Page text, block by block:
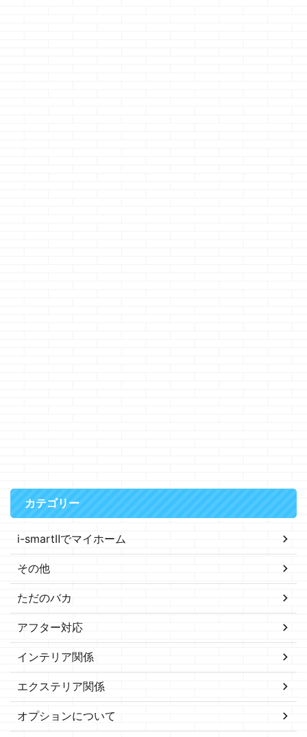
カテゴリー
i-smartⅡでマイホーム
その他
ただのバカ
アフター対応
インテリア関係
エクステリア関係
オプションについて